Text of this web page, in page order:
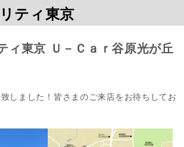
ティ東京
ィ東京 Ｕ－Ｃａｒ谷原光が丘
しました！皆さまのご来店をお待ちしてお